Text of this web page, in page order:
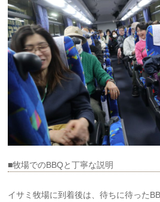
■牧場でのBBQと丁寧な説明
イサミ牧場に到着後は、待ちに待った